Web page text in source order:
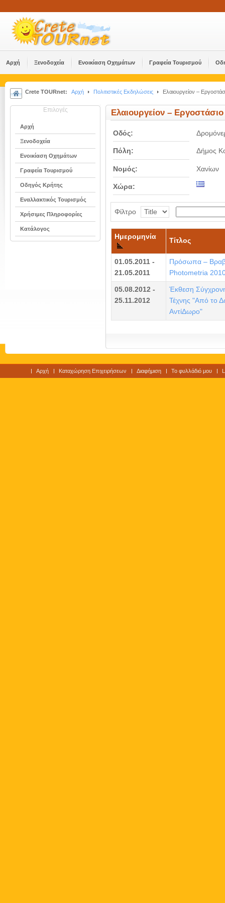
Αρχή Ξενοδοχεία Ενοικίαση Οχημάτων Γραφεία Τουρισμού
Crete TOURnet: Αρχή Πολιτιστικές Εκδηλώσεις Ελαιουργείον –
Επιλογές
Αρχή
Ξενοδοχεία
Ενοικίαση Οχημάτων
Γραφεία Τουρισμού
Οδηγός Κρήτης
Εναλλακτικός Τουρισμός
Χρήσιμες Πληροφορίες
Κατάλογος
Ελαιουργείον –
Οδός:
Πόλη: Δήμος
Νομός: Χανίων
Χώρα:
Φίλτρο
Ημερομηνία
Τίτλος
01.05.2011 -
21.05.2011
Πρόσωπα –
Photometria
05.08.2012 -
25.11.2012
Έκθεση
Τέχνης "Από το
ΑντίΔωρο"
Αρχή Καταχώρηση Επιχειρήσεων Διαφήμιση Το φυλλάδιό μου